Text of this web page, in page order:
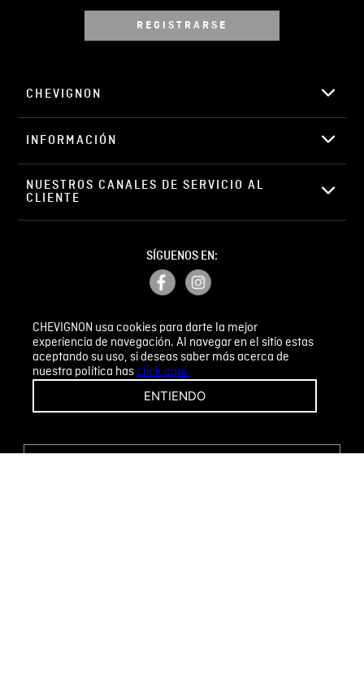
CHEVIGNON usa cookies para darte la mejor
experiencia de navegación. Al navegar en el sitio estas
aceptando su uso, si deseas saber más acerca de
nuestra política hasclick aquí.
ENTIENDO
ENVIAR COMENTARIO
REGISTRARSE
CHEVIGNON
INFORMACIÓN
NUESTROS CANALES DE SERVICIO AL
CLIENTE
SÍGUENOS EN:
PETICIONES, QUEJAS Y RECLAMOS
¡CAMBIOS Y DEVOLUCIONES FÁCILES!